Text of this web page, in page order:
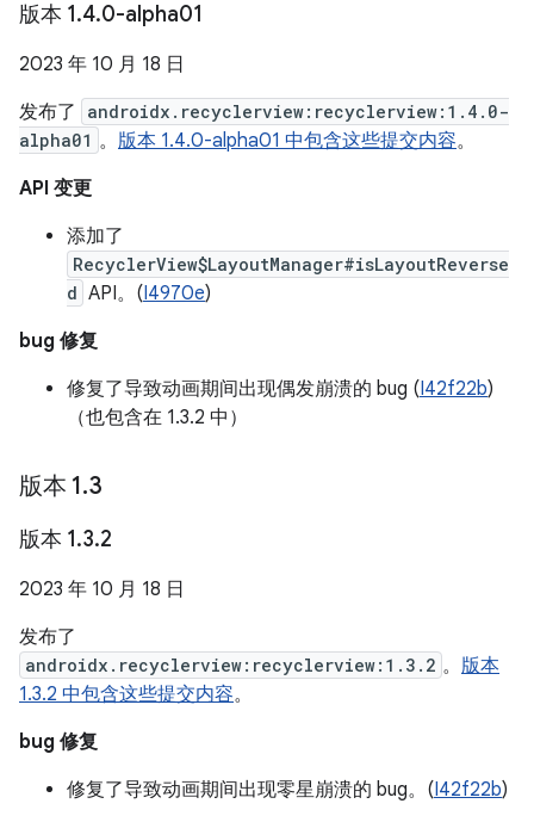
版本 1.4.0-alpha01
2023 年 10 月 18 日
发布了
androidx.recyclerview:recyclerview:1.4.0-
alpha01 。 版本 1.4.0-alpha01 中包含这些提交内容。
API 变更
添加了
RecyclerView$LayoutManager#isLayoutReverse
d API。(I4970e)
bug 修复
修复了导致动画期间出现偶发崩溃的 bug (I42f22b)
（也包含在 1.3.2 中）
版本 1.3
版本 1.3.2
2023 年 10 月 18 日
发布了
androidx.recyclerview:recyclerview:1.3.2 。 版本
1.3.2 中包含这些提交内容。
bug 修复
修复了导致动画期间出现零星崩溃的 bug。(I42f22b)